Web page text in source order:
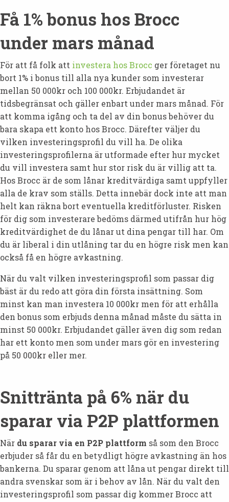
Få 1% bonus hos Brocc
under mars månad
För att få folk att investera hos Brocc ger företaget nu
bort 1% i bonus till alla nya kunder som investerar
mellan 50 000kr och 100 000kr. Erbjudandet är
tidsbegränsat och gäller enbart under mars månad. För
att komma igång och ta del av din bonus behöver du
bara skapa ett konto hos Brocc. Därefter väljer du
vilken investeringsprofil du vill ha. De olika
investeringsprofilerna är utformade efter hur mycket
du vill investera samt hur stor risk du är villig att ta.
Hos Brocc är de som lånar kreditvärdiga samt uppfyller
alla de krav som ställs. Detta innebär dock inte att man
helt kan räkna bort eventuella kreditförluster. Risken
för dig som investerare bedöms därmed utifrån hur hög
kreditvärdighet de du lånar ut dina pengar till har. Om
du är liberal i din utlåning tar du en högre risk men kan
också få en högre avkastning.
När du valt vilken investeringsprofil som passar dig
bäst är du redo att göra din första insättning. Som
minst kan man investera 10 000kr men för att erhålla
den bonus som erbjuds denna månad måste du sätta in
minst 50 000kr. Erbjudandet gäller även dig som redan
har ett konto men som under mars gör en investering
på 50 000kr eller mer.
Snittränta på 6% när du
sparar via P2P plattformen
När du sparar via en P2P plattform så som den Brocc
erbjuder så får du en betydligt högre avkastning än hos
bankerna. Du sparar genom att låna ut pengar direkt till
andra svenskar som är i behov av lån. När du valt den
investeringsprofil som passar dig kommer Brocc att